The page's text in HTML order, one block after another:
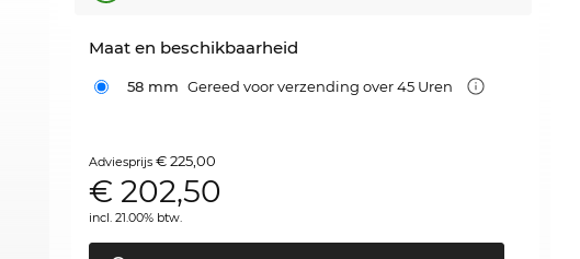
Maat en beschikbaarheid
58 mmGereed voor verzending over 45 Uren
Adviesprijs€ 225,00
€202,50
incl. 21.00% btw.